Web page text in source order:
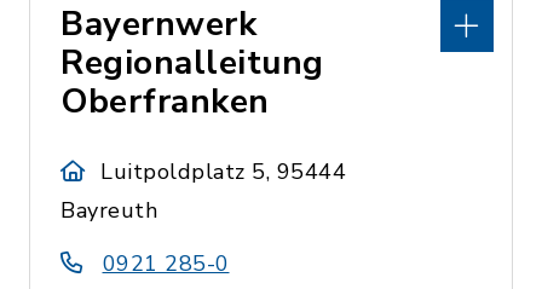
Bayernwerk
Regionalleitung
Oberfranken
Luitpoldplatz 5, 95444
Bayreuth
0921 285-0